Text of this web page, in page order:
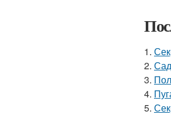
1.
2.
3.
4.
5.